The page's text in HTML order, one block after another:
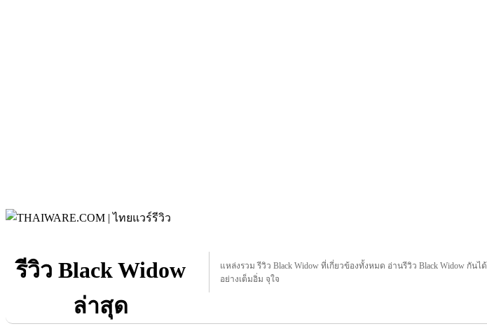
รีวิว Black Widow
ล่าสุด
แหล่งรวม รีวิว Black Widow ที่เกี่ยวข้องทั้งหมด อ่านรีวิว Black Widow กันได้
อย่างเต็มอิ่ม จุใจ